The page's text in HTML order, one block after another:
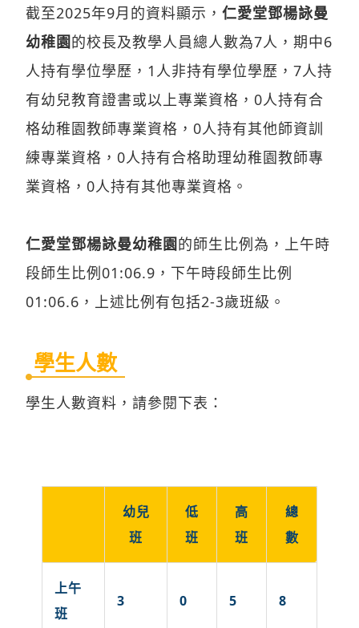
截至2025年9月的資料顯示， 仁愛堂鄧楊詠曼
幼稚園的校長及教學人員總人數為7人，期中6
人持有學位學歷，1人非持有學位學歷，7人持
有幼兒教育證書或以上專業資格，0人持有合
格幼稚園教師專業資格，0人持有其他師資訓
練專業資格，0人持有合格助理幼稚園教師專
業資格，0人持有其他專業資格。
仁愛堂鄧楊詠曼幼稚園的師生比例為，上午時
段師生比例01:06.9，下午時段師生比例
01:06.6，上述比例有包括2-3歲班級。
學生人數
學生人數資料，請參閱下表：
幼兒
班
低
班
高
班
總
數
上午
班
3 0 5 8